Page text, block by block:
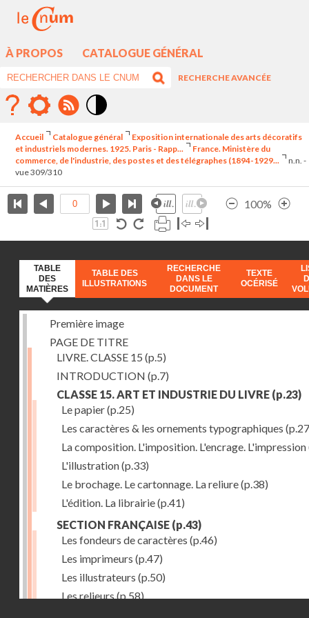
À PROPOS CATALOGUE GÉNÉRAL
RECHERCHE AVANCÉE
élévé
Accueil Catalogue général
Exposition internationale des arts décoratifs
et industriels modernes. 1925. Paris - Rapp...
France. Ministère du
commerce, de l'industrie, des postes et des télégraphes (1894-1929...
n.n. -
vue 309/310
100%
TABLE
DES
MATIÈRES
TABLE DES
ILLUSTRATIONS
RECHERCHE
DANS LE
DOCUMENT
TEXTE
OCÉRISÉ
Première image
PAGE DE TITRE
LIVRE. CLASSE 15 (p.5)
INTRODUCTION (p.7)
CLASSE 15. ART ET INDUSTRIE DU LIVRE (p.23)
Le papier(p.25)
Les caractères & les ornements typographiques
La composition. L'imposition. L'encrage. L'impression
L'illustration(p.33)
Le brochage. Le cartonnage. La reliure(p.38)
L'édition. La librairie(p.41)
SECTION FRANÇAISE (p.43)
Les fondeurs de caractères (p.46)
Les imprimeurs (p.47)
Les illustrateurs (p.50)
Les relieurs (p.58)